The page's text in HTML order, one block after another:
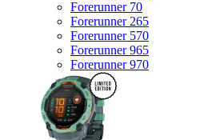
Forerunner 70
Forerunner 265
Forerunner 570
Forerunner 965
Forerunner 970